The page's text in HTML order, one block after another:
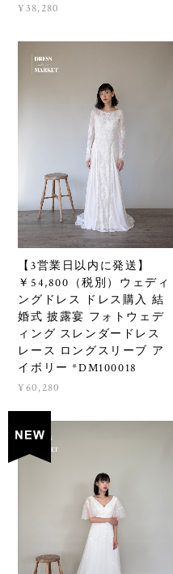
¥38,280
【3営業日以内に発送】
￥54,800（税別）ウェディ
ングドレス ドレス購入 結
婚式 披露宴 フォトウェデ
ィング スレンダードレス
レース ロングスリーブ ア
イボリー *DM100018
¥60,280